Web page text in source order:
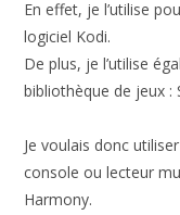
En effet, je l’utilise
logiciel Kodi.
De plus, je l’utilise
bibliothèque de jeux :
Je voulais donc
console ou lecteur
Harmony.